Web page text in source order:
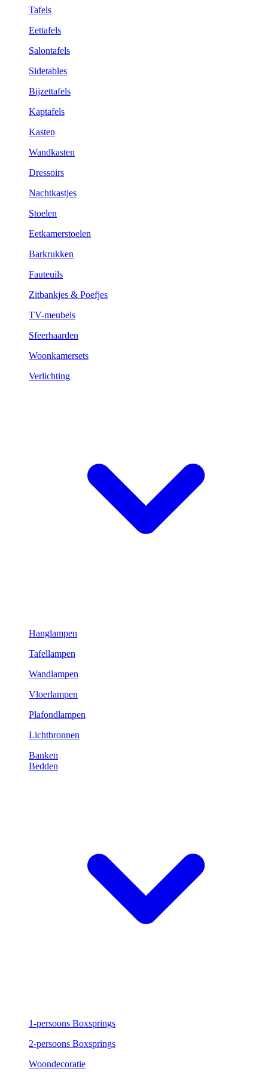
Tafels
Eettafels
Salontafels
Sidetables
Bijzettafels
Kaptafels
Kasten
Wandkasten
Dressoirs
Nachtkastjes
Stoelen
Eetkamerstoelen
Barkrukken
Fauteuils
Zitbankjes & Poefjes
TV-meubels
Sfeerhaarden
Woonkamersets
Verlichting
Hanglampen
Tafellampen
Wandlampen
Vloerlampen
Plafondlampen
Lichtbronnen
Banken
Bedden
1-persoons Boxsprings
2-persoons Boxsprings
Woondecoratie